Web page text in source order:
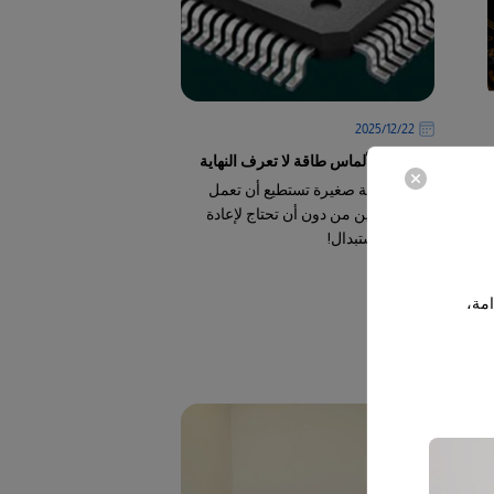
22‏/12‏/2025
بطاريات الألماس طاقة لا تعرف النهاية
تخيل بطارية صغيرة تستطيع أن تعمل
لآلاف السنين من دون أن تحتاج لإعادة
شحن أو استبدال!